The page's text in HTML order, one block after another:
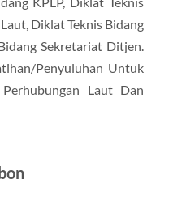
Diklat Teknis Bidang
Sekretariat Ditjen.
Penyuluhan Untuk
Laut Dan